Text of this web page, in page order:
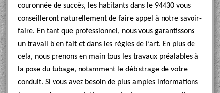
couronnée de succès, les habitants dans le 94430 vous
conseilleront naturellement de faire appel à notre savoir-
faire. En tant que professionnel, nous vous garantissons
un travail bien fait et dans les règles de l’art. En plus de
cela, nous prenons en main tous les travaux préalables à
la pose du tubage, notamment le débistrage de votre
conduit. Si vous avez besoin de plus amples informations